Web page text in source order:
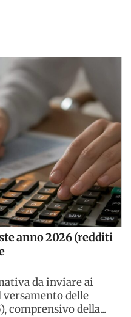
anno 2026 (redditi
da inviare ai
delle
comprensivo della...